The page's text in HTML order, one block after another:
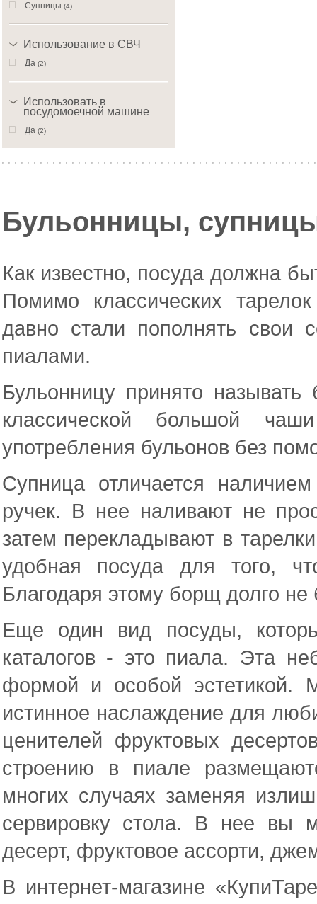
Супницы (4)
Использование в СВЧ
Да (2)
Использовать в
посудомоечной машине
Да (2)
Бульонницы,
Как известно, посуда должна
Помимо классических
давно стали пополнять свои
пиалами.
Бульонницу принято
классической большой
употребления бульонов без
Супница отличается
ручек. В нее наливают не
затем перекладывают в
удобная посуда для того,
Благодаря этому борщ долго не
Еще один вид посуды,
каталогов - это пиала. Эта
формой и особой эстетикой.
истинное наслаждение для
ценителей фруктовых
строению в пиале
многих случаях заменяя
сервировку стола. В нее вы
десерт, фруктовое ассорти,
В интернет-магазине